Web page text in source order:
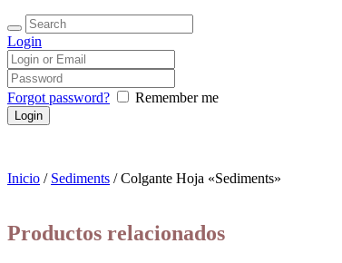
Login
Forgot password? Remember me
Inicio / Sediments / Colgante Hoja «Sediments»
Productos relacionados